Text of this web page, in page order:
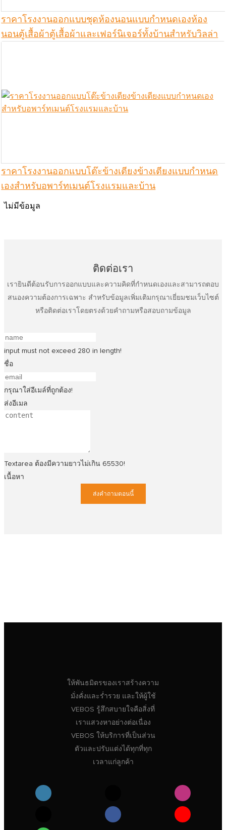
ราคาโรงงานออกแบบชุดห้องนอนแบบกำหนดเองห้อง
นอนตู้เสื้อผ้าตู้เสื้อผ้าและเฟอร์นิเจอร์ทั้งบ้านสำหรับวิลล่า
ราคาโรงงานออกแบบโต๊ะข้างเตียงข้างเตียงแบบกำหนด
เองสำหรับอพาร์ทเมนต์โรงแรมและบ้าน
ไม่มีข้อมูล
ติดต่อเรา
เรายินดีต้อนรับการออกแบบและความคิดที่กำหนดเองและสามารถตอบ
สนองความต้องการเฉพาะ สำหรับข้อมูลเพิ่มเติมกรุณาเยี่ยมชมเว็บไซต์
หรือติดต่อเราโดยตรงด้วยคำถามหรือสอบถามข้อมูล
input must not exceed 280 in length!
ชื่อ
กรุณาใส่อีเมล์ที่ถูกต้อง!
ส่งอีเมล
Textarea ต้องมีความยาวไม่เกิน 65530!
เนื้อหา
ส่งคำถามตอนนี้
ให้พันธมิตรของเราสร้างความ
มั่งคั่งและร่ำรวย และให้ผู้ใช้
VEBOS รู้สึกสบายใจคือสิ่งที่
เราแสวงหาอย่างต่อเนื่อง
VEBOS ให้บริการที่เป็นส่วน
ตัวและปรับแต่งได้ทุกที่ทุก
เวลาแก่ลูกค้า